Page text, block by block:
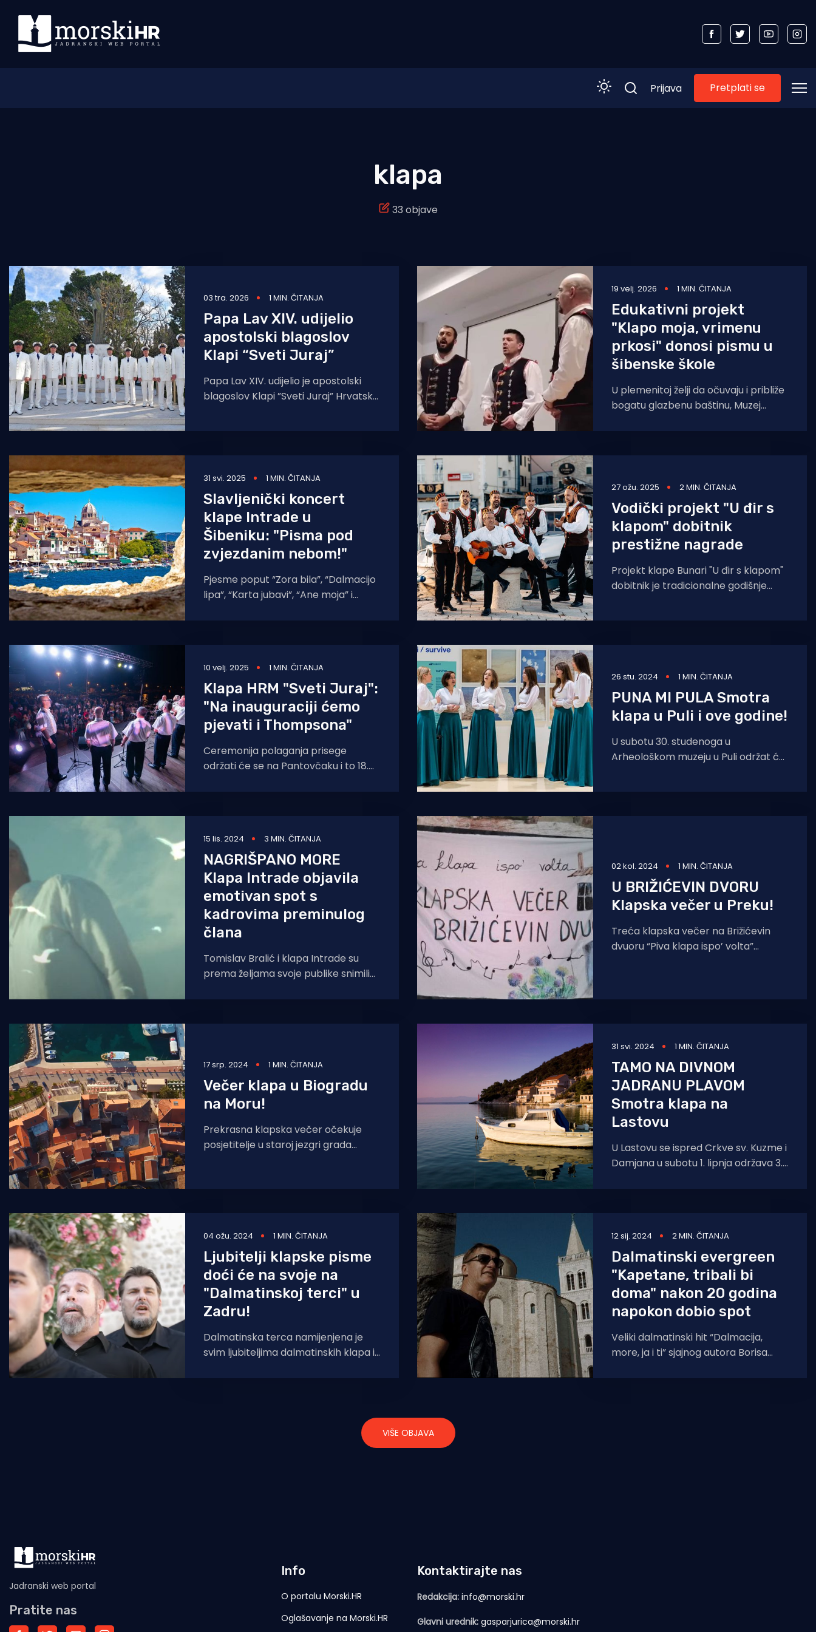
Turizam i nautika
Pomorstvo
Ribolov
Ekologija
Tradicija i kultura
Prijava Pretplati se
klapa
33 objave
03 tra. 2026 1 MIN. ČITANJA
Papa Lav XIV. udijelio
apostolski blagoslov
Klapi “Sveti Juraj”
Papa Lav XIV. udijelio je apostolski
blagoslov Klapi ”Sveti Juraj” Hrvatske
19 velj. 2026 1 MIN. ČITANJA
Edukativni projekt
"Klapo moja, vrimenu
prkosi" donosi pismu u
šibenske škole
U plemenitoj želji da očuvaju i približe
bogatu glazbenu baštinu, Muzej
pokrenuli su edukativni projekt
31 svi. 2025 1 MIN. ČITANJA
Slavljenički koncert
klape Intrade u
Šibeniku: "Pisma pod
zvjezdanim nebom!"
Pjesme poput “Zora bila”, “Dalmacijo
lipa”, “Karta jubavi”, “Ane moja” i
publika među prvima
27 ožu. 2025 2 MIN. ČITANJA
Vodički projekt "U đir s
klapom" dobitnik
prestižne nagrade
Projekt klape Bunari "U đir s klapom"
dobitnik je tradicionalne godišnje
10 velj. 2025 1 MIN. ČITANJA
Klapa HRM "Sveti Juraj":
"Na inauguraciji ćemo
pjevati i Thompsona"
Ceremonija polaganja prisege
održati će se na Pantovčaku i to 18.
Hrvatske ratne mornarice
26 stu. 2024 1 MIN. ČITANJA
PUNA MI PULA Smotra
klapa u Puli i ove godine!
U subotu 30. studenoga u
Arheološkom muzeju u Puli održat će
15 lis. 2024 3 MIN. ČITANJA
NAGRIŠPANO MORE
Klapa Intrade objavila
emotivan spot s
kadrovima preminulog
člana
Tomislav Bralić i klapa Intrade su
prema željama svoje publike snimili
Spot i pjesma "
02 kol. 2024 1 MIN. ČITANJA
U BRIŽIĆEVIN DVORU
Klapska večer u Preku!
Treća klapska večer na Brižićevin
dvuoru “Piva klapa ispo’ volta”
17 srp. 2024 1 MIN. ČITANJA
Večer klapa u Biogradu
na Moru!
Prekrasna klapska večer očekuje
posjetitelje u staroj jezgri grada
31 svi. 2024 1 MIN. ČITANJA
TAMO NA DIVNOM
JADRANU PLAVOM
Smotra klapa na
Lastovu
U Lastovu se ispred Crkve sv. Kuzme i
Damjana u subotu 1. lipnja održava 3.
04 ožu. 2024 1 MIN. ČITANJA
Ljubitelji klapske pisme
doći će na svoje na
"Dalmatinskoj terci" u
Zadru!
Dalmatinska terca namijenjena je
svim ljubiteljima dalmatinskih klapa i
23. ožujka. Na sceni
12 sij. 2024 2 MIN. ČITANJA
Dalmatinski evergreen
"Kapetane, tribali bi
doma" nakon 20 godina
napokon dobio spot
Veliki dalmatinski hit “Dalmacija,
more, ja i ti” sjajnog autora Borisa
red je
VIŠE OBJAVA
Jadranski web portal
Pratite nas
Info
O portalu Morski.HR
Oglašavanje na Morski.HR
Kontaktirajte nas
Redakcija: info@morski.hr
Glavni urednik: gasparjurica@morski.hr